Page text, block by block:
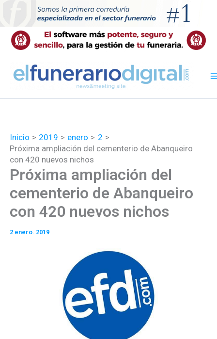
contenido
Inicio 2019 enero
2
Próxima ampliación del cementerio de Abanqueiro
con 420 nuevos nichos
Próxima ampliación del
cementerio de Abanqueiro
con 420 nuevos nichos
2 enero. 2019